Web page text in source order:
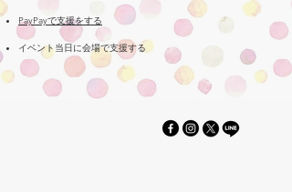
PayPayで支援をする
イベント当日に会場で支援する